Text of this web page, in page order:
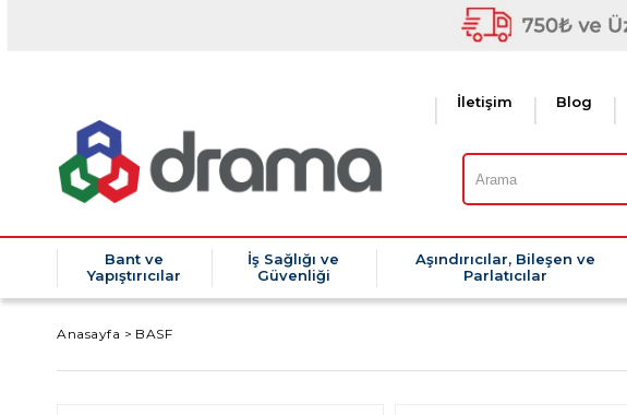
İletişim Blog
Bant ve
Yapıştırıcılar
İş Sağlığı ve
Güvenliği
Aşındırıcılar, Bileşen ve
Parlatıcılar
Anasayfa > BASF